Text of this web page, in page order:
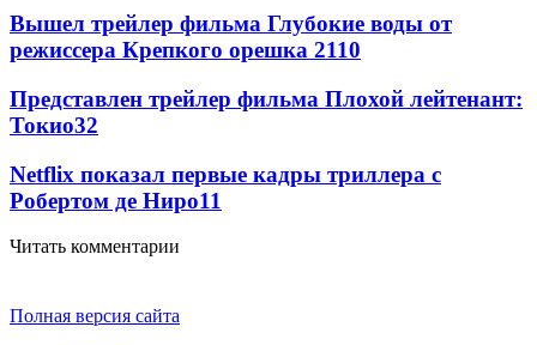
Вышел трейлер фильма Глубокие воды от
режиссера Крепкого орешка 2110
Представлен трейлер фильма Плохой лейтенант:
Токио32
Netflix показал первые кадры триллера с
Робертом де Ниро11
Читать комментарии
Полная версия сайта